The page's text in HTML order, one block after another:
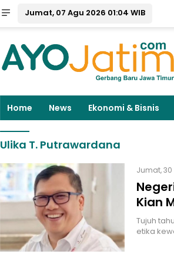
Jumat, 07 Agu 2026 01:04 WIB
Home News Ekonomi & Bisnis
Ulika T. Putrawardana
Jumat, 30
Kian
Tujuh
etika